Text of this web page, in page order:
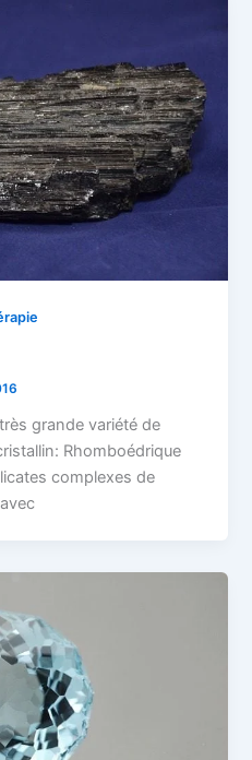
grande variété de
Rhomboédrique
complexes de